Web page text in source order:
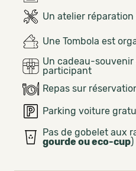
Un atelier
Une Tombola est
Un cadeau-
participant
Repas sur
Parking voiture
Pas de gobelet aux
gourde ou eco-cup)